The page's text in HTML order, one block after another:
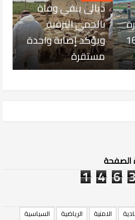
1642
ديالى ينفي وفاة
بالحمى النزفية
ويؤكد إصابة واحدة
مستقرة
الصفحة
1 4 6
الامنية الرياضية
السياسية